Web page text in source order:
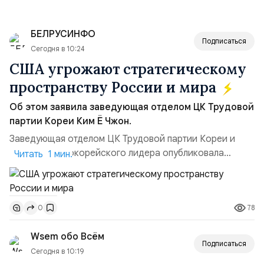
БЕЛРУСИНФО
Сегодня в 10:24
Подписаться
США угрожают стратегическому
пространству России и мира
Об этом заявила заведующая отделом ЦК Трудовой
партии Кореи Ким Ё Чжон.
Заведующая отделом ЦК Трудовой партии Кореи и
сестра северокорейского лидера опубликовала
заявление для прессы в ответ на проведение Токио
совместных с флотом США запусков крылатых ракет
Томагавк.«Япония отбросила обманчивую видимость
„исключительно оборонительной страны“ и выносит
вопрос о собственном ядерном вооружении на
всеобщее обозрение, одновреме...
Читать 1 мин.
0 78
Wsem обо Всём
Сегодня в 10:19
Подписаться